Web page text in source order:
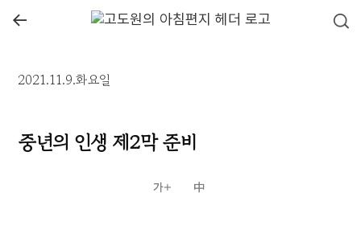
←
2021.11.9.화요일
중년의 인생 제2막 준비